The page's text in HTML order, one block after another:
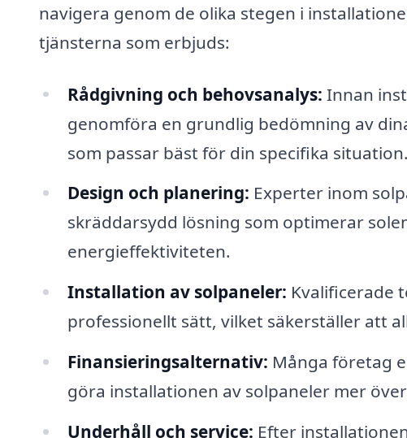
navigera genom de olika stegen i
tjänsterna som erbjuds:
Rådgivning och behovsanalys: Innan
genomföra en grundlig bedömning av
som passar bäst för din specifika situation.
Design och planering: Experter inom
skräddarsydd lösning som optimerar
energieffektiviteten.
Installation av solpaneler: Kvalificerade
professionellt sätt, vilket säkerställer att
Finansieringsalternativ: Många företag
göra installationen av solpaneler mer
Underhåll och service: Efter